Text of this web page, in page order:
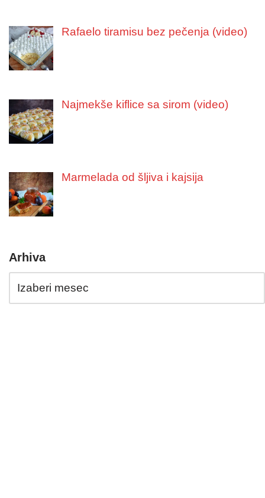
Rafaelo tiramisu bez pečenja (video)
Najmekše kiflice sa sirom (video)
Marmelada od šljiva i kajsija
Arhiva